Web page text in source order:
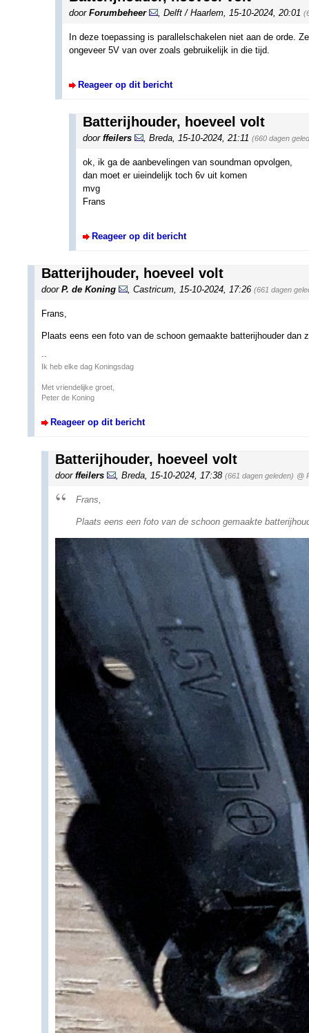
door Forumbeheer Delft / Haarlem 15-10-2024, 20:01
In deze toepassing is parallelschakelen niet aan de orde.
ongeveer 5V van over zoals gebruikelijk in die tijd.
Reageer op dit bericht
Batterijhouder, hoeveel volt
door ffeilers Breda 15-10-2024, 21:11 (660 dagen
ok, ik ga de aanbevelingen van soundman opvolgen,
dan moet er uieindelijk toch 6v uit komen
mvg
Frans
Reageer op dit bericht
Batterijhouder, hoeveel volt
door P. de Koning , Castricum, 15-10-2024, 17:26 (661 dagen
Frans,
Plaats eens een foto van de schoon gemaakte batterijhouder dan
--
Ik heb elke dag Koningsdag
Met vriendelijke groet,
Peter de Koning
Reageer op dit bericht
Batterijhouder, hoeveel volt
door ffeilers , Breda, 15-10-2024, 17:38 (661 dagen geleden) @
Frans,
Plaats eens een foto van de schoon gemaakte